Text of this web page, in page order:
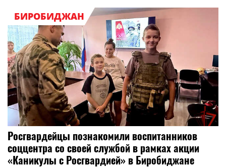
БИРОБИДЖАН
Росгвардейцы познакомили воспитанников
соццентра со своей службой в рамках акции
«Каникулы с Росгвардией» в Биробиджане